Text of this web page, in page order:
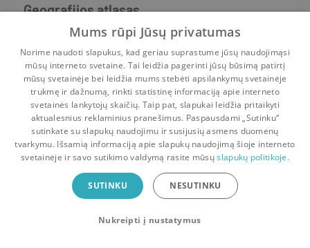
Geografijos atlasas
Remigijus Sereika, Mindaugas Baltrušaitis ,Mindaugas
0 0
Pradinis Krepšelis Pokalbiai Pranešimai Paskyra
Bookswap programėlė
Mainykis knygomis dar patogiau!
Uždaryti
Mums rūpi Jūsų privatumas
Norime naudoti slapukus, kad geriau suprastume jūsų naudojimąsi
mūsų interneto svetaine. Tai leidžia pagerinti jūsų būsimą patirtį
mūsų svetainėje bei leidžia mums stebėti apsilankymų svetainėje
trukmę ir dažnumą, rinkti statistinę informaciją apie interneto
svetainės lankytojų skaičių. Taip pat, slapukai leidžia pritaikyti
aktualesnius reklaminius pranešimus. Paspausdami „Sutinku“
sutinkate su slapukų naudojimu ir susijusių asmens duomenų
tvarkymu. Išsamią informaciją apie slapukų naudojimą šioje interneto
svetainėje ir savo sutikimo valdymą rasite mūsųslapukų politikoje.
SUTINKU NESUTINKU
Nukreipti į nustatymus